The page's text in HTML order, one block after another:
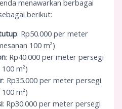
menawarkan berbagai
berikut:
: Rp50.000 per meter
100 m²)
: Rp40.000 per meter persegi
m²)
: Rp35.000 per meter persegi
m²)
: Rp30.000 per meter persegi